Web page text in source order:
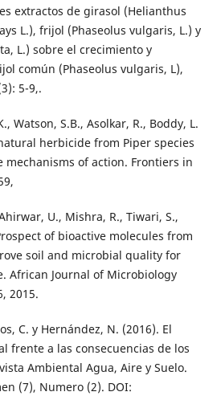
extractos de girasol (Helianthus
L.), frijol (Phaseolus vulgaris, L.) y
L.) sobre el crecimiento y
común (Phaseolus vulgaris, L),
5-9,.
Watson, S.B., Asolkar, R., Boddy, L.
herbicide from Piper species
of action. Frontiers in
U., Mishra, R., Tiwari, S.,
of bioactive molecules from
soil and microbial quality for
African Journal of Microbiology
2015.
C. y Hernández, N. (2016). El
frente a las consecuencias de los
Ambiental Agua, Aire y Suelo.
(7), Numero (2). DOI: